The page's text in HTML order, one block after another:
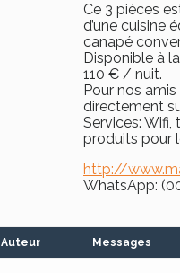
Ce 3 pièces
d’une cuisine
canapé
Disponible à
110 € / nuit.
Pour nos
directement
Services: Wifi,
produits pour
http://
WhatsApp:
Auteur Messages